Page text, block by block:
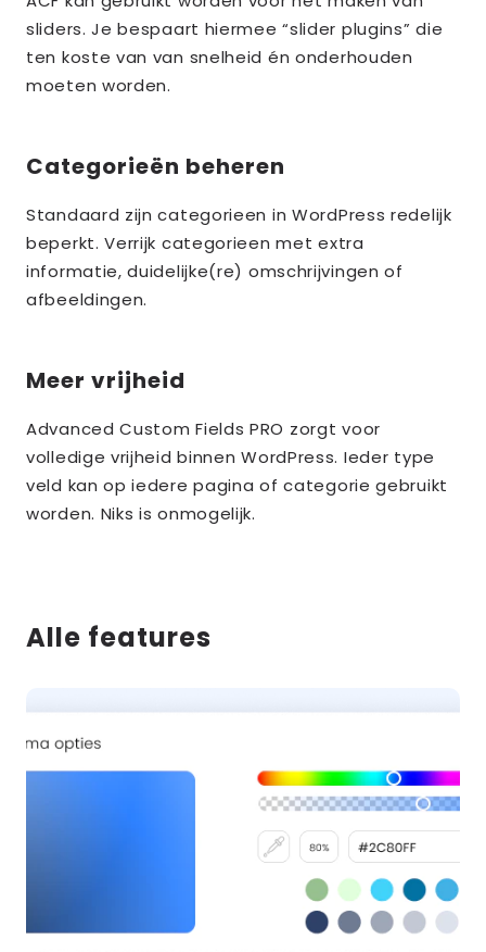
sliders. Je bespaart hiermee “slider plugins” die
ten koste van van snelheid én onderhouden
moeten worden.
Categorieën beheren
Standaard zijn categorieen in WordPress redelijk
beperkt. Verrijk categorieen met extra
informatie, duidelijke(re) omschrijvingen of
afbeeldingen.
Meer vrijheid
Advanced Custom Fields PRO zorgt voor
volledige vrijheid binnen WordPress. Ieder type
veld kan op iedere pagina of categorie gebruikt
worden. Niks is onmogelijk.
Alle features